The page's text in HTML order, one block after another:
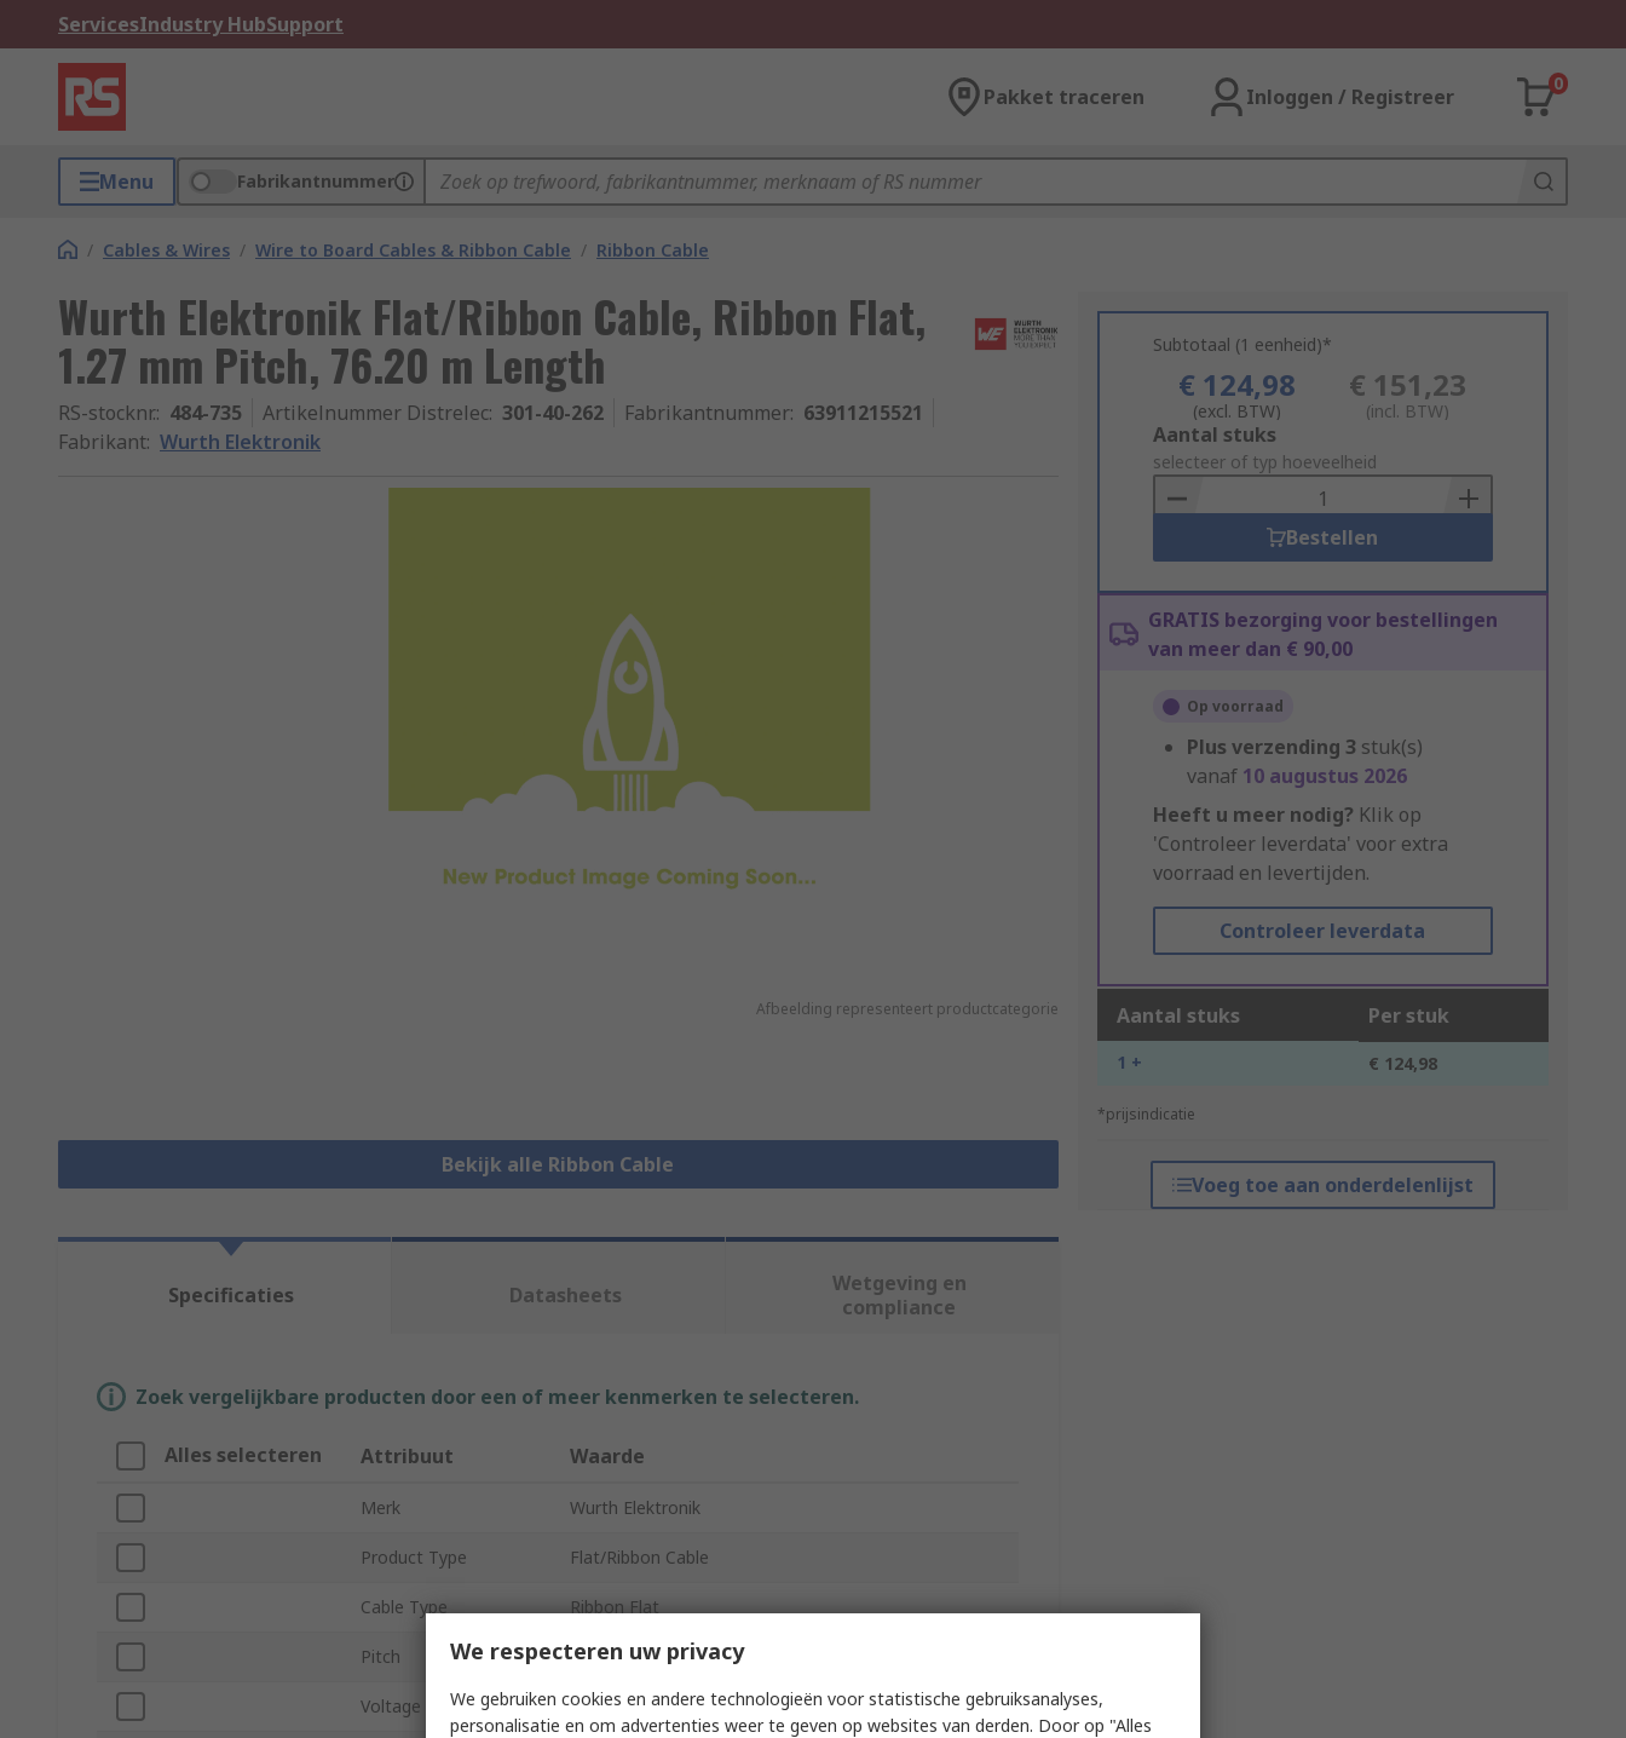
ServicesIndustry HubSupport
Pakket traceren Inloggen / Registreer
0
Menu Fabrikantnummer
/ Cables & Wires / Wire to Board Cables & Ribbon Cable / Ribbon Cable
Wurth Elektronik Flat/Ribbon Cable, Ribbon Flat,
1.27 mm Pitch, 76.20 m Length
RS-stocknr.: 484-735 Artikelnummer Distrelec: 301-40-262 Fabrikantnummer: 63911215521
Fabrikant: Wurth Elektronik
Afbeelding representeert productcategorie
Bekijk alle Ribbon Cable
Subtotaal (1 eenheid)*
€ 124,98
(excl. BTW)
€ 151,23
(incl. BTW)
Add
to
Basket
Aantal stuks
selecteer of typ hoeveelheid
Bestellen
GRATIS bezorging voor bestellingen
van meer dan € 90,00
Op voorraad
Plus verzending 3 stuk(s)
vanaf 10 augustus 2026
Heeft u meer nodig? Klik op
'Controleer leverdata' voor extra
voorraad en levertijden.
Controleer leverdata
Aantal stuks Per stuk
1 + € 124,98
*prijsindicatie
Voeg toe aan onderdelenlijst
Specificaties Datasheets
Wetgeving en
compliance
Zoek vergelijkbare producten door een of meer kenmerken te selecteren.
Alles selecteren Attribuut Waarde
Merk Wurth Elektronik
Product Type Flat/Ribbon Cable
Cable Type Ribbon Flat
Pitch 1.27mm
Voltage 300Vrms
We respecteren uw privacy
We gebruiken cookies en andere technologieën voor statistische gebruiksanalyses,
personalisatie en om advertenties weer te geven op websites van derden. Door op "Alles